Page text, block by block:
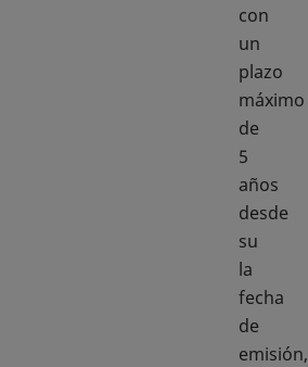
con
un
plazo
máximo
de
5
años
desde
su
la
fecha
de
emisión,